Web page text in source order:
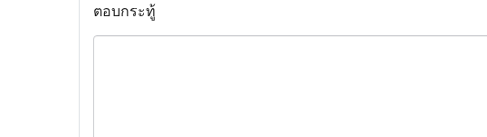
ตอบกระทู้